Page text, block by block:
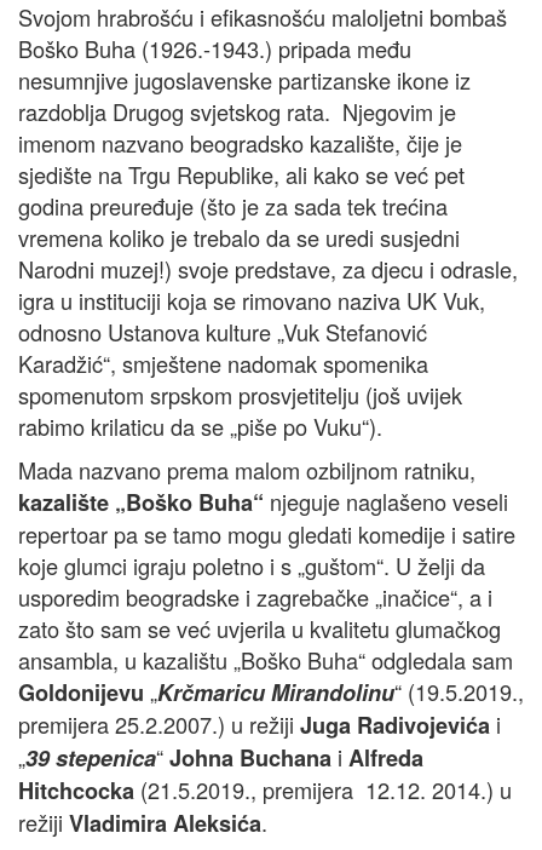
Svojom hrabrošću i efikasnošću maloljetni bombaš
Boško Buha (1926.-1943.) pripada među
nesumnjive jugoslavenske partizanske ikone iz
razdoblja Drugog svjetskog rata. Njegovim je
imenom nazvano beogradsko kazalište, čije je
sjedište na Trgu Republike, ali kako se već pet
godina preuređuje (što je za sada tek trećina
vremena koliko je trebalo da se uredi susjedni
Narodni muzej!) svoje predstave, za djecu i odrasle,
igra u instituciji koja se rimovano naziva UK Vuk,
odnosno Ustanova kulture „Vuk Stefanović
Karadžić“, smještene nadomak spomenika
spomenutom srpskom prosvjetitelju (još uvijek
rabimo krilaticu da se „piše po Vuku“).
Mada nazvano prema malom ozbiljnom ratniku,
kazalište „Boško Buha“ njeguje naglašeno veseli
repertoar pa se tamo mogu gledati komedije i satire
koje glumci igraju poletno i s „guštom“. U želji da
usporedim beogradske i zagrebačke „inačice“, a i
zato što sam se već uvjerila u kvalitetu glumačkog
ansambla, u kazalištu „Boško Buha“ odgledala sam
Goldonijevu „Krčmaricu Mirandolinu“ (19.5.2019.,
premijera 25.2.2007.) u režiji Juga Radivojevića i
„39 stepenica“Johna Buchana i Alfreda
Hitchcocka (21.5.2019., premijera 12.12. 2014.) u
režiji Vladimira Aleksića.